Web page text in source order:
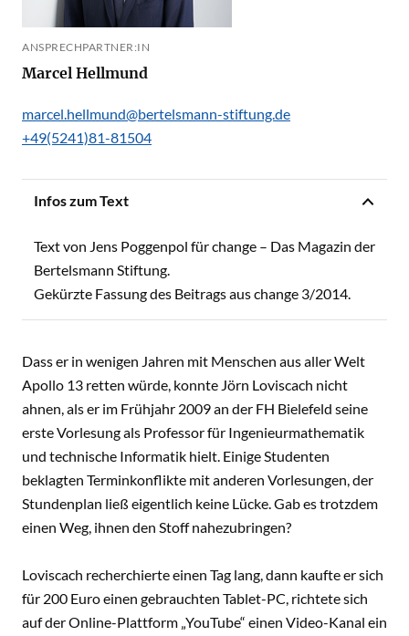
ANSPRECHPARTNER:IN
Marcel Hellmund
marcel.hellmund@bertelsmann-stiftung.de
+49(5241)81-81504
Infos zum Text
Text von Jens Poggenpol für change – Das Magazin der
Bertelsmann Stiftung.
Gekürzte Fassung des Beitrags aus change 3/2014.
Dass er in wenigen Jahren mit Menschen aus aller Welt
Apollo 13 retten würde, konnte Jörn Loviscach nicht
ahnen, als er im Frühjahr 2009 an der FH Bielefeld seine
erste Vorlesung als Professor für Ingenieurmathematik
und technische Informatik hielt. Einige Studenten
beklagten Terminkonflikte mit anderen Vorlesungen, der
Stundenplan ließ eigentlich keine Lücke. Gab es trotzdem
einen Weg, ihnen den Stoff nahezubringen?
Loviscach recherchierte einen Tag lang, dann kaufte er sich
für 200 Euro einen gebrauchten Tablet-PC, richtete sich
auf der Online-Plattform „YouTube“ einen Video-Kanal ein